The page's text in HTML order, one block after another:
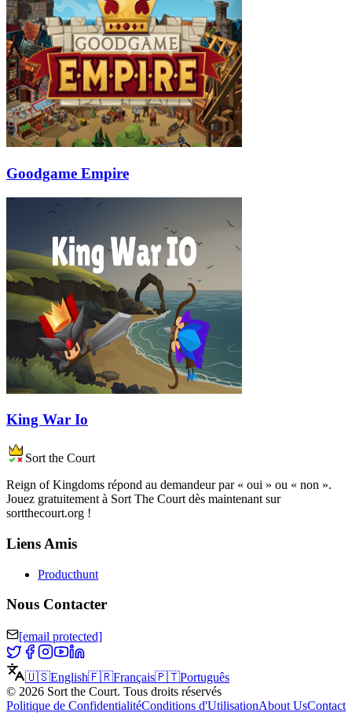
Goodgame Empire
King War Io
Sort the Court
Reign of Kingdoms répond au demandeur par « oui » ou « non ».
Jouez gratuitement à Sort The Court dès maintenant sur
sortthecourt.org !
Liens Amis
Producthunt
Nous Contacter
[email protected]
🇺🇸English🇫🇷Français🇵🇹Português
© 2026 Sort the Court. Tous droits réservés
Politique de ConfidentialitéConditions d'UtilisationAbout UsContact